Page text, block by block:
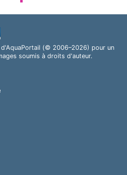
(© 2006–2026) pour un
soumis à droits d'auteur.